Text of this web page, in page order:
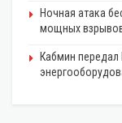
Ночная атака
мощных
Кабмин